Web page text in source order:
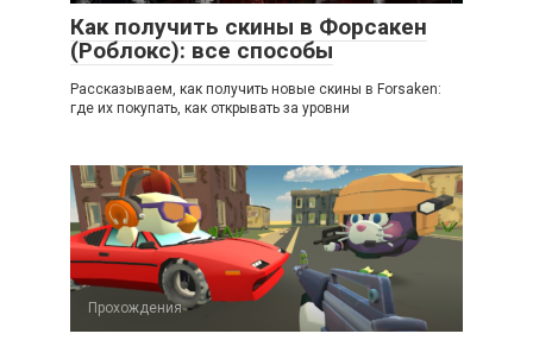
Как получить скины в Форсакен
(Роблокс): все способы
Рассказываем, как получить новые скины в Forsaken:
где их покупать, как открывать за уровни
Прохождения